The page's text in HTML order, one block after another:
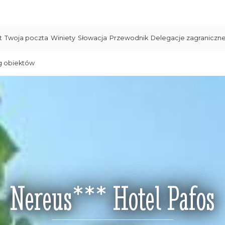
Twoja poczta Winiety Słowacja Przewodnik Delegacje
obiektów
Nereus*** Hotel Pafos